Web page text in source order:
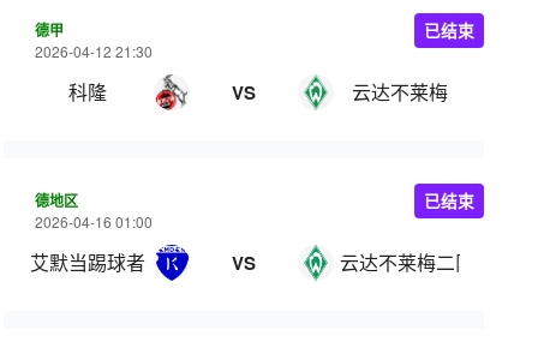
德甲
2026-04-12 21:30
科隆 VS 云达不莱梅
已结束
德地区
2026-04-16 01:00
艾默当踢球者 VS 云达不莱梅二队
已结束